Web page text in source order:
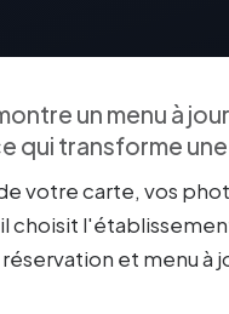
un menu à
qui transforme
votre carte, vos
choisit
et menu à